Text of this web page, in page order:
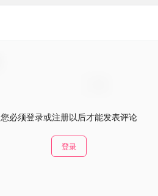
您必须登录或注册以后才能发表评论
登录